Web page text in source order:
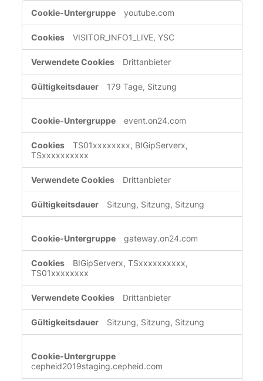
Cookies
youtube.com
VISITOR_INFO1_LIVE, YSC
Drittanbieter
179 Tage, Sitzung
event.on24.com
TS01xxxxxxxx, BIGipServerx,
TSxxxxxxxxxx
Drittanbieter
Sitzung, Sitzung, Sitzung
gateway.on24.com
BIGipServerx, TSxxxxxxxxxx,
TS01xxxxxxxx
Drittanbieter
Sitzung, Sitzung, Sitzung
cepheid2019staging.cepheid.com